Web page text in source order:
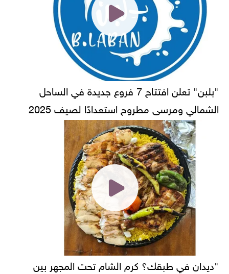
"بلبن" تعلن افتتاح 7 فروع جديدة في الساحل
الشمالي ومرسى مطروح استعدادًا لصيف 2025
"ديدان في طبقك؟ كرم الشام تحت المجهر بين